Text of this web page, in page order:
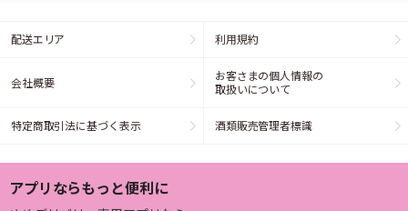
配送エリア 利用規約
会社概要
お客さまの個人情報の
取扱いについて
特定商取引法に基づく表示 酒類販売管理者標識
アプリならもっと便利に